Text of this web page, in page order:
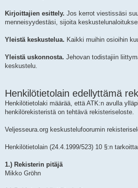
Kirjoittajien esittely. Jos kerrot viestissäsi
menneisyydestäsi, sijoita
Yleistä keskustelua. Kaikki muihin osioihin
Yleistä uskonnosta. Jehovan todistajiin
keskustelu.
Henkilötietolain edellyttämä
Henkilötietolaki määrää, että ATK:n avulla
henkilörekisteristä on tehtävä rekisteriseloste.
Veljesseura.org keskustelufoorumin
Henkilötietolain (24.4.1999/523) 10 §:n
1.) Rekisterin pitäjä
Mikko Gröhn